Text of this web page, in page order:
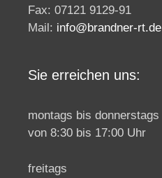
Fax: 07121 9129-91
Mail: info@brandner-rt.de
Sie erreichen uns:
montags bis donnerstags
von 8:30 bis 17:00 Uhr
freitags